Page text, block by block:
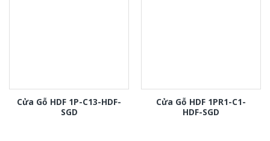
Cửa Gỗ HDF 1P-C13-HDF-
SGD
Cửa Gỗ HDF 1PR1-C1-
HDF-SGD